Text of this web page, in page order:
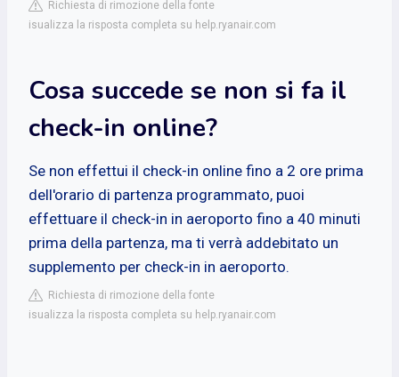
Richiesta di rimozione della fonte
isualizza la risposta completa su help.ryanair.com
Cosa succede se non si fa il
check-in online?
Se non effettui il check-in online fino a 2 ore prima
dell'orario di partenza programmato, puoi
effettuare il check-in in aeroporto fino a 40 minuti
prima della partenza, ma ti verrà addebitato un
supplemento per check-in in aeroporto.
Richiesta di rimozione della fonte
isualizza la risposta completa su help.ryanair.com